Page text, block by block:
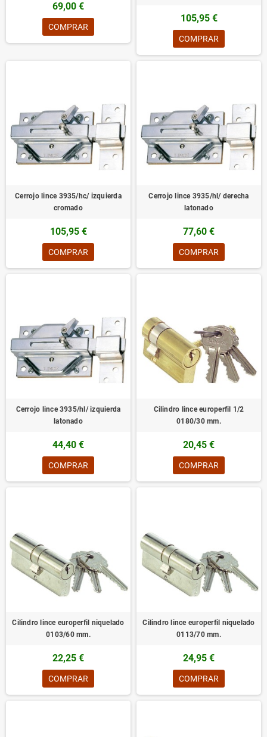
69,00 €
COMPRAR
105,95 €
COMPRAR
Cerrojo lince 3935/hc/ izquierda
cromado
105,95 €
COMPRAR
Cerrojo lince 3935/hl/ derecha
latonado
77,60 €
COMPRAR
Cerrojo lince 3935/hl/ izquierda
latonado
44,40 €
COMPRAR
Cilindro lince europerfil 1/2
0180/30 mm.
20,45 €
COMPRAR
Cilindro lince europerfil niquelado
0103/60 mm.
22,25 €
COMPRAR
Cilindro lince europerfil niquelado
0113/70 mm.
24,95 €
COMPRAR